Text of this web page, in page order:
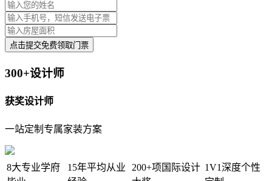
点击提交免费领取门票
300+设计师
获奖设计师
一站定制专属家装方案
8大专业学府
15年平均从业
200+项 国际设计 1V1深度个性